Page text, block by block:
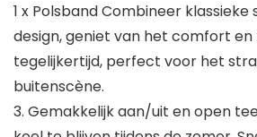
1 x Polsband Combineer klassieke
design, geniet van het comfort
tegelijkertijd, perfect voor het
buitenscène.
3. Gemakkelijk aan/uit en open